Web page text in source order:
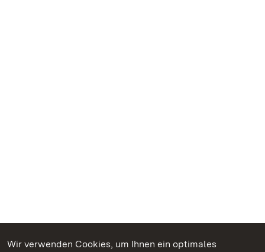
Wir verwenden Cookies, um Ihnen ein optimales